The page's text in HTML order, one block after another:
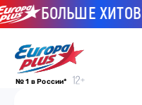
БОЛЬШЕ
№ 1 в России*